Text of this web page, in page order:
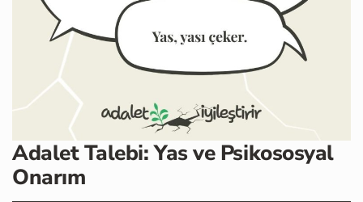
Adalet Talebi: Yas ve Psikososyal
Onarım